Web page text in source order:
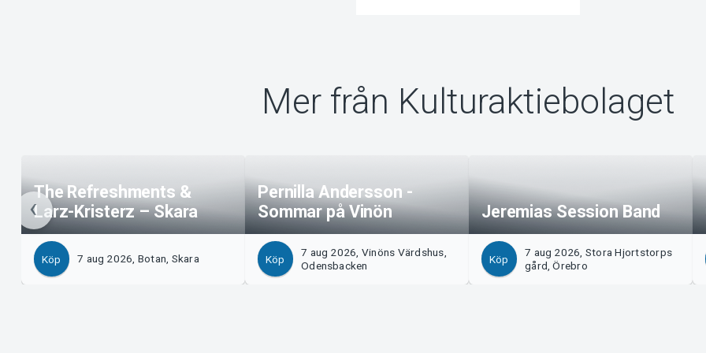
Mer från Kulturaktiebolaget
The Refreshments &
Larz-Kristerz – Skara
Köp 7 aug 2026, Botan, Skara
Pernilla Andersson -
Sommar på Vinön
Köp
7 aug 2026, Vinöns Värdshus,
Odensbacken
Jeremias Session Band
Köp
7 aug 2026, Stora Hjortstorps
gård, Örebro